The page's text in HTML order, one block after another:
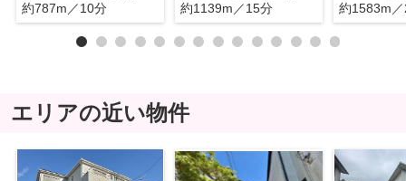
約787m／10分
約1139m／15分
約1583m
エリアの近い物件